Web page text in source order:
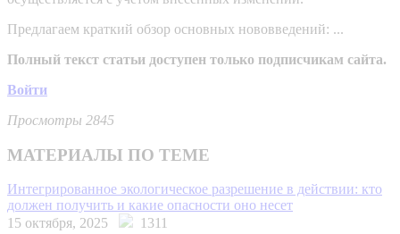
Предлагаем краткий обзор основных нововведений: ...
Полный текст статьи доступен только подписчикам сайта.
Войти
Просмотры 2845
МАТЕРИАЛЫ ПО ТЕМЕ
Интегрированное экологическое разрешение в действии: кто
должен получить и какие опасности оно несет
15 октября, 2025
1311